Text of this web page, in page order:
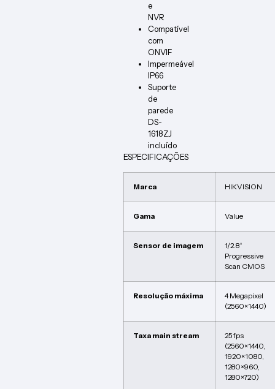
e
NVR
Compatível
com
ONVIF
Impermeável
IP66
Suporte
de
parede
DS-
1618ZJ
incluído
ESPECIFICAÇÕES
Marca HIKVISION
Gama Value
Sensor de imagem
1/2.8“
Progressive
Scan CMOS
Resolução máxima
4 Megapixel
(2560×1440)
Taxa main stream
25 fps
(2560×1440,
1920×1080,
1280×960,
1280×720)